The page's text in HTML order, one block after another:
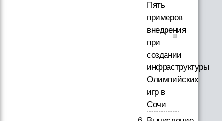
Пять
примеров
внедрения
при
создании
инфраструктуры
Олимпийских
игр в
Сочи